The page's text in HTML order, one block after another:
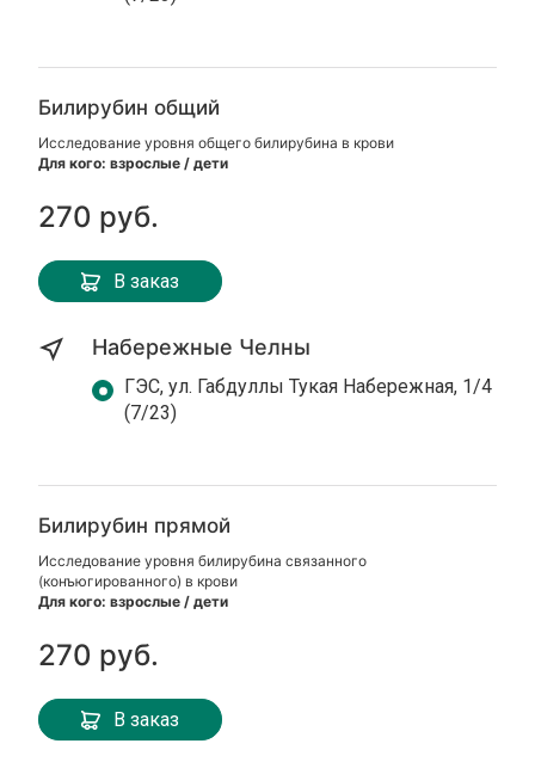
Билирубин общий
Исследование уровня общего билирубина в крови
Для кого: взрослые / дети
270 руб.
В заказ
Набережные Челны
ГЭС, ул. Габдуллы Тукая Набережная, 1/4
(7/23)
Билирубин прямой
Исследование уровня билирубина связанного
(конъюгированного) в крови
Для кого: взрослые / дети
270 руб.
В заказ